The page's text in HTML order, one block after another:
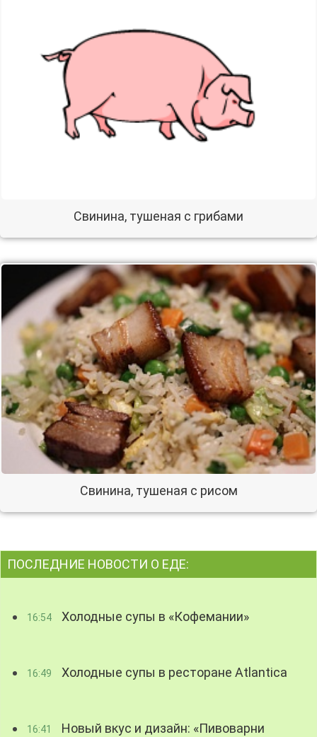
Свинина, тушеная с грибами
Свинина, тушеная с рисом
ПОСЛЕДНИЕ НОВОСТИ О ЕДЕ:
16:54 Холодные супы в «Кофемании»
16:49 Холодные супы в ресторане Atlantica
16:41
Новый вкус и дизайн: «Пивоварни